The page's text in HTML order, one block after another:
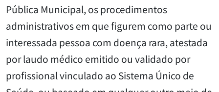
Pública Municipal, os procedimentos
administrativos em que figurem como parte ou
interessada pessoa com doença rara, atestada
por laudo médico emitido ou validado por
profissional vinculado ao Sistema Único de